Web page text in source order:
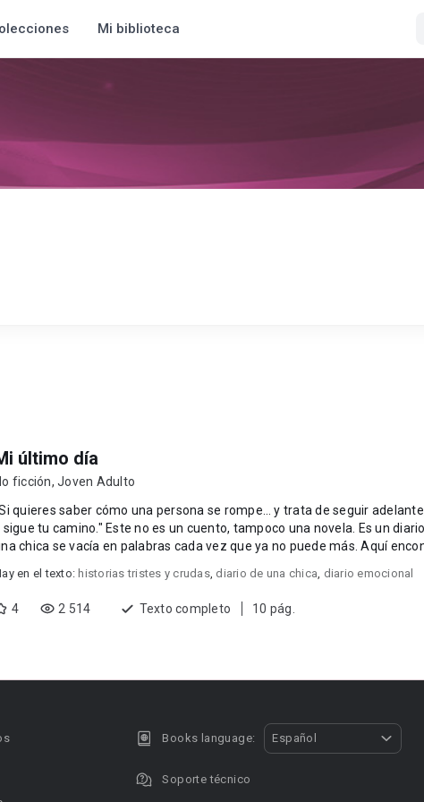
Mi biblioteca
último día
ficción, Joven Adulto
quieres saber cómo una persona se rompe… y trata de seguir
camino." Este no es un cuento, tampoco una novela. Es un diario real —o casi real— donde
chica se vacía en palabras cada vez que ya no puede más. Aquí
en el texto: historias tristes y crudas, diario de una chica, diario emocional
4 2 514 Texto completo 10 pág.
Books language: Español
Soporte técnico